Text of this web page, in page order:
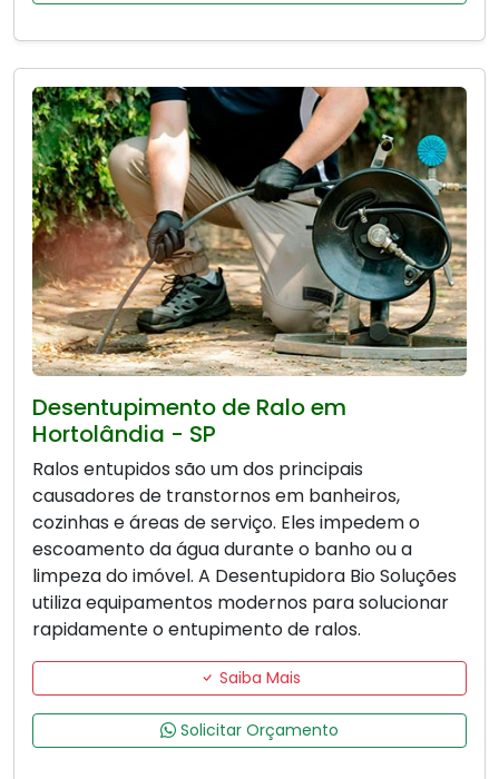
Desentupimento de Ralo em
Hortolândia - SP
Ralos entupidos são um dos principais
causadores de transtornos em banheiros,
cozinhas e áreas de serviço. Eles impedem o
escoamento da água durante o banho ou a
limpeza do imóvel. A Desentupidora Bio Soluções
utiliza equipamentos modernos para solucionar
rapidamente o entupimento de ralos.
Saiba Mais
Solicitar Orçamento